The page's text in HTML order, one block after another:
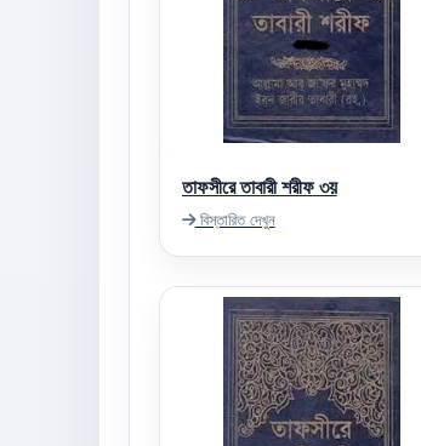
তাফসীরে তাবারী শরীফ ৩য়
বিস্তারিত দেখুন